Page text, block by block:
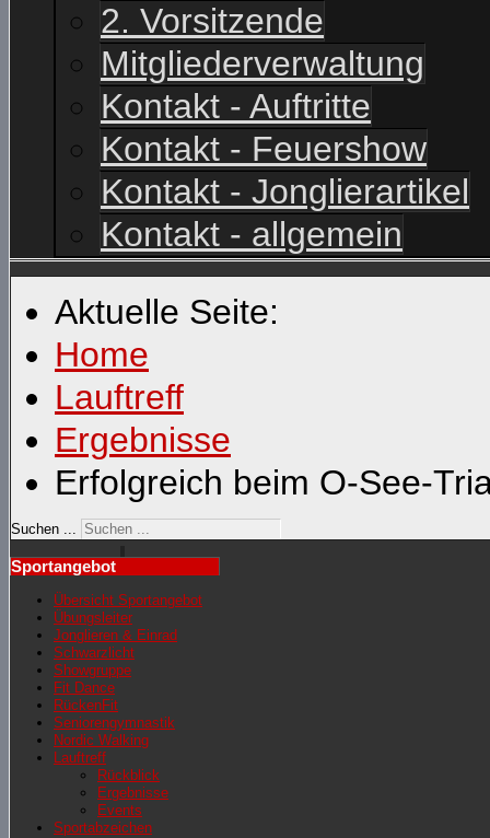
2. Vorsitzende
Mitgliederverwaltung
Kontakt - Auftritte
Kontakt - Feuershow
Kontakt - Jonglierartikel
Kontakt - allgemein
Aktuelle Seite:
Home
Lauftreff
Ergebnisse
Erfolgreich beim O-See-
Suchen ...
Sportangebot
Übersicht Sportangebot
Übungsleiter
Jonglieren & Einrad
Schwarzlicht
Showgruppe
Fit Dance
RückenFit
Seniorengymnastik
Nordic Walking
Lauftreff
Rückblick
Ergebnisse
Events
Sportabzeichen